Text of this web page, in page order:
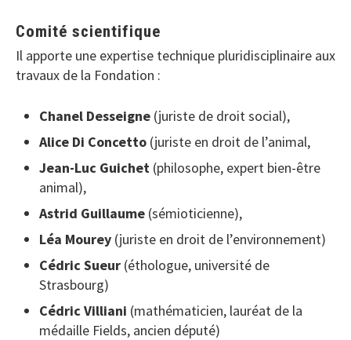
Comité scientifique
Il apporte une expertise technique pluridisciplinaire aux
travaux de la Fondation :
Chanel Desseigne (juriste de droit social),
Alice Di Concetto (juriste en droit de l’animal,
Jean-Luc Guichet (philosophe, expert bien-être
animal),
Astrid Guillaume (sémioticienne),
Léa Mourey (juriste en droit de l’environnement)
Cédric Sueur (éthologue, université de
Strasbourg)
Cédric Villiani (mathématicien, lauréat de la
médaille Fields, ancien député)